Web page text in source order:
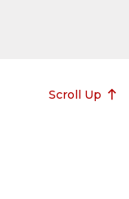
Scroll Up